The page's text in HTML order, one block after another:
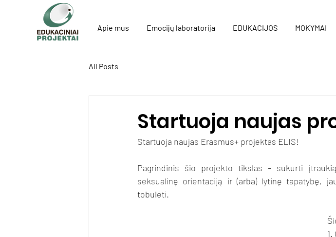
Apie mus Emocijų laboratorija EDUKACIJOS MOKYMAI
All Posts
Startuoja naujas
Startuoja naujas Erasmus+ projektas ELIS!
Pagrindinis šio projekto tikslas - sukurti
seksualinę orientaciją ir (arba) lytinę tapatybę,
tobulėti.